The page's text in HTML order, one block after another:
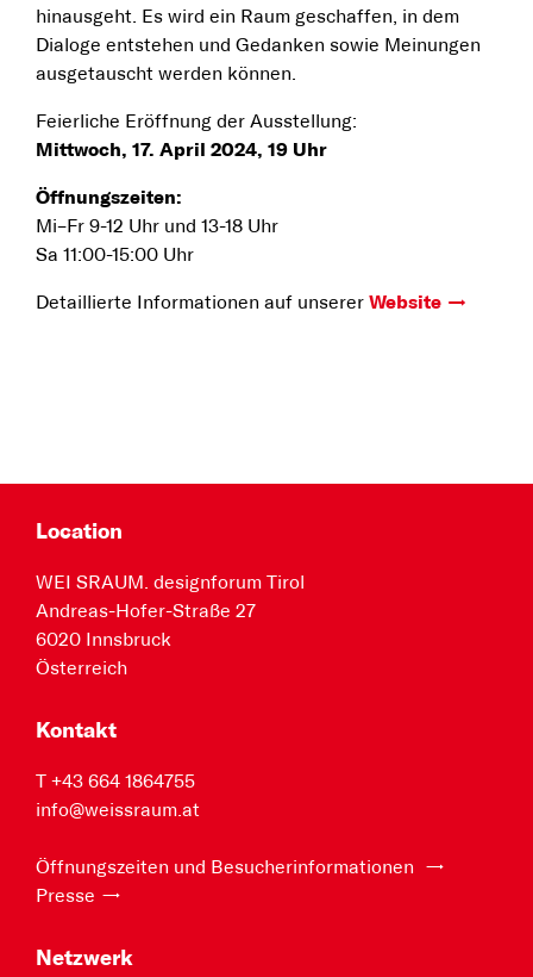
hinausgeht. Es wird ein Raum geschaffen, in dem
Dialoge entstehen und Gedanken sowie Meinungen
ausgetauscht werden können.
Feierliche Eröffnung der Ausstellung:
Mittwoch, 17. April 2024, 19 Uhr
Öffnungszeiten:
Mi–Fr 9-12 Uhr und 13-18 Uhr
Sa 11:00-15:00 Uhr
Detaillierte Informationen auf unserer Website
Location
WEI SRAUM. designforum Tirol
Andreas-Hofer-Straße 27
6020 Innsbruck
Österreich
Kontakt
T +43 664 1864755
info@weissraum.at
Öffnungszeiten und Besucherinformationen
Presse
Netzwerk